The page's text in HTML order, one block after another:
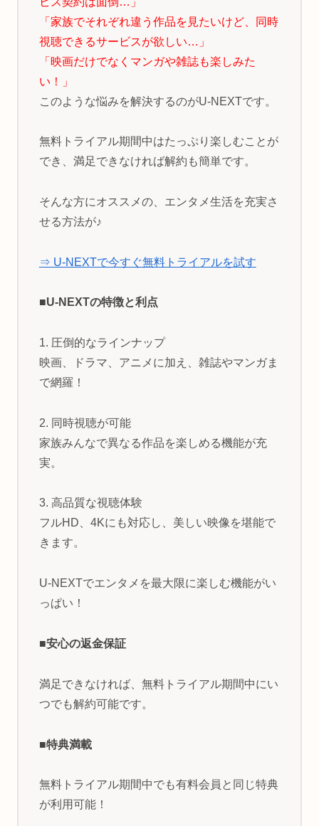
「家族でそれぞれ違う作品を見たいけど、同時
視聴できるサービスが欲しい…」
「映画だけでなくマンガや雑誌も楽しみた
い！」
このような悩みを解決するのがU-NEXTです。
無料トライアル期間中はたっぷり楽しむことが
でき、満足できなければ解約も簡単です。
そんな方にオススメの、エンタメ生活を充実さ
せる方法が♪
⇒ U-NEXTで今すぐ無料トライアルを試す
■U-NEXTの特徴と利点
1. 圧倒的なラインナップ
映画、ドラマ、アニメに加え、雑誌やマンガま
で網羅！
2. 同時視聴が可能
家族みんなで異なる作品を楽しめる機能が充
実。
3. 高品質な視聴体験
フルHD、4Kにも対応し、美しい映像を堪能で
きます。
U-NEXTでエンタメを最大限に楽しむ機能がい
っぱい！
■安心の返金保証
満足できなければ、無料トライアル期間中にい
つでも解約可能です。
■特典満載
無料トライアル期間中でも有料会員と同じ特典
が利用可能！